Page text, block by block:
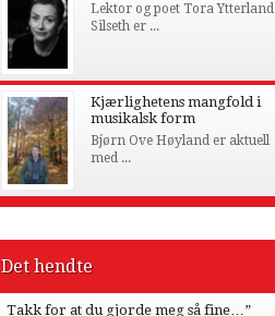
Lektor og poet Tora Ytterland
Silseth er ...
Kjærlighetens mangfold i
musikalsk form
Bjørn Ove Høyland er aktuell
med ...
Det hendte
Takk for at du gjorde meg så fine…”